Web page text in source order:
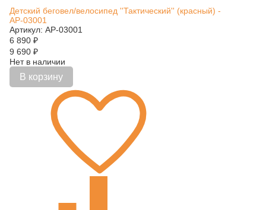
Детский беговел/велосипед ''Тактический'' (красный) -
АР-03001
Артикул: АР-03001
6 890 ₽
9 690 ₽
Нет в наличии
В корзину